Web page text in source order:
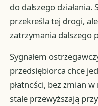
do dalszego działania.
przekreśla tej drogi,
zatrzymania dalszego
Sygnałem
przedsiębiorca chce
płatności, bez zmian
stale przewyższają